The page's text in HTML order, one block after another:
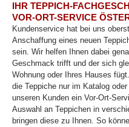
IHR TEPPICH-
VOR-ORT-SERVICE
Kundenservice hat bei uns
Anschaffung eines neuen
sein. Wir helfen Ihnen dabei
Geschmack trifft und der sich
Wohnung oder Ihres Hauses
die Teppiche nur im Katalog
unseren Kunden ein Vor-Ort-
Auswahl an Teppichen in
bringen diese zu Ihnen. So